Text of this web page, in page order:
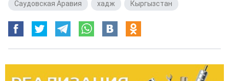
Саудовская Аравия
хадж Кыргызстан